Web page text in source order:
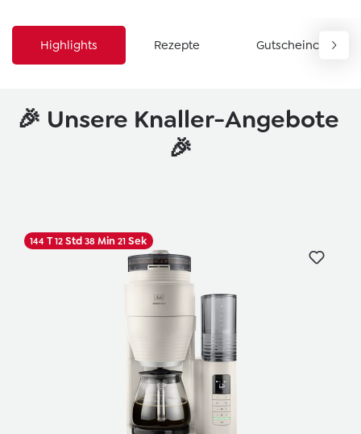
Highlights Rezepte Gutscheincode
🎉 Unsere Knaller-Angebote
🎉
144T12Std 38Min 20Sek